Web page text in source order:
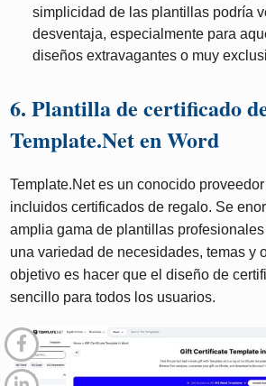
simplicidad de las plantillas podría
desventaja, especialmente para
diseños extravagantes o muy
6. Plantilla de certificado
Template.Net en Word
Template.Net es un conocido
incluidos certificados de regalo. Se
amplia gama de plantillas
una variedad de necesidades, temas y
objetivo es hacer que el diseño de
sencillo para todos los usuarios.